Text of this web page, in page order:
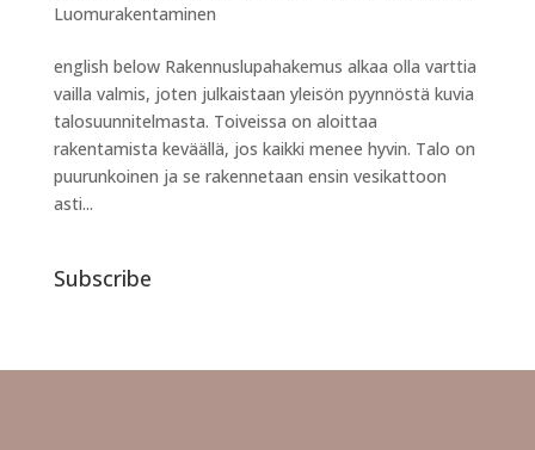
Luomurakentaminen
english below Rakennuslupahakemus alkaa olla varttia
vailla valmis, joten julkaistaan yleisön pyynnöstä kuvia
talosuunnitelmasta. Toiveissa on aloittaa
rakentamista keväällä, jos kaikki menee hyvin. Talo on
puurunkoinen ja se rakennetaan ensin vesikattoon
asti...
Subscribe